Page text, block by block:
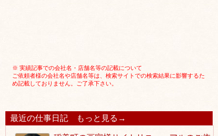
※ 実績記事での会社名・店舗名等の記載について
ご依頼者様の会社名や店舗名等は、検索サイトでの検索結果に影響するた
め記載しておりません。ご了承下さい。
最近の仕事日記 もっと見る→